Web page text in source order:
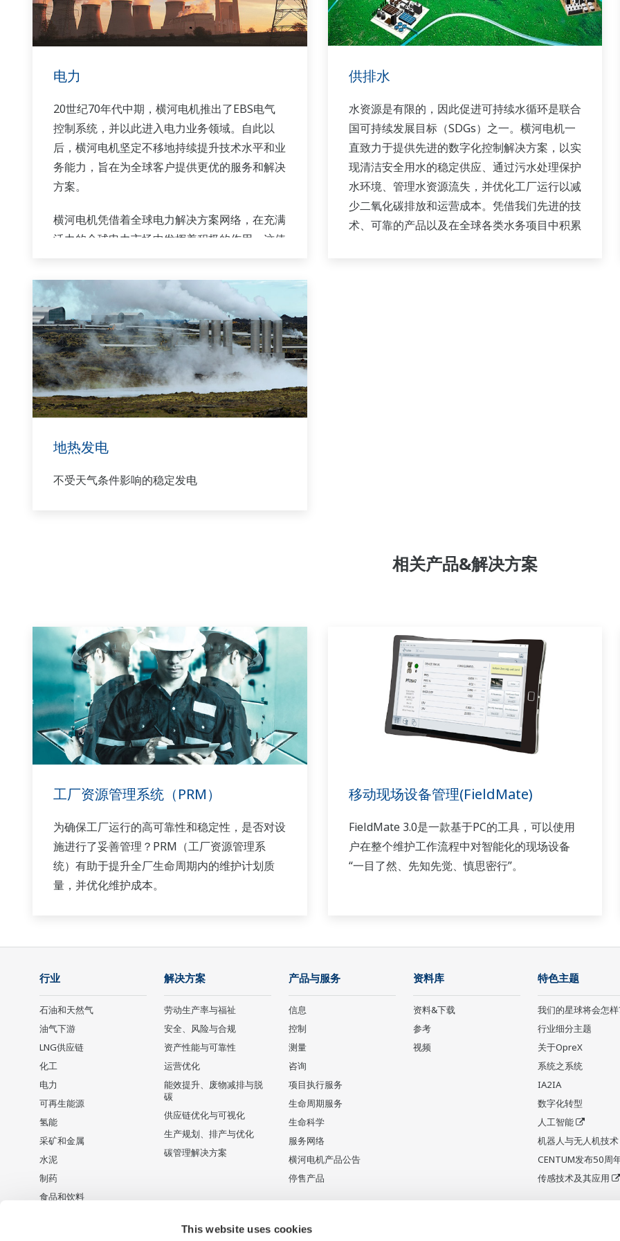
This website uses cookies
电力
20世纪70年代中期，横河电机推出了EBS电气
控制系统，并以此进入电力业务领域。自此以
后，横河电机坚定不移地持续提升技术水平和业
务能力，旨在为全球客户提供更优的服务和解决
方案。
横河电机凭借着全球电力解决方案网络，在充满
活力的全球电力市场中发挥着积极的作用。这使
全球资源与行业知识库有机结合。横河电力的行
业专家团队通力合作，为每位客户量身打造适合
其复杂需求的解决方案。
供排水
水资源是有限的，因此促进可持续水循环是联合
国可持续发展目标（SDGs）之一。横河电机一
直致力于提供先进的数字化控制解决方案，以实
现清洁安全用水的稳定供应、通过污水处理保护
水环境、管理水资源流失，并优化工厂运行以减
少二氧化碳排放和运营成本。凭借我们先进的技
术、可靠的产品以及在全球各类水务项目中积累
地热发电
不受天气条件影响的稳定发电
相关产品&解决方案
工厂资源管理系统（PRM）
为确保工厂运行的高可靠性和稳定性，是否对设
施进行了妥善管理？PRM（工厂资源管理系
统）有助于提升全厂生命周期内的维护计划质
量，并优化维护成本。
移动现场设备管理(FieldMate)
FieldMate 3.0是一款基于PC的工具，可以使用
户在整个维护工作流程中对智能化的现场设备
“一目了然、先知先觉、慎思密行”。
行业
石油和天然气
油气下游
LNG供应链
化工
电力
可再生能源
氢能
采矿和金属
水泥
制药
食品和饮料
解决方案
劳动生产率与福祉
安全、风险与合规
资产性能与可靠性
运营优化
能效提升、废物减排与脱
碳
供应链优化与可视化
生产规划、排产与优化
碳管理解决方案
产品与服务
信息
控制
测量
咨询
项目执行服务
生命周期服务
生命科学
服务网络
横河电机产品公告
停售产品
资料库
资料&下载
参考
视频
特色主题
我们的星球将会怎
行业细分主题
关于OpreX
系统之系统
IA2IA
数字化转型
人工智能
机器人与无人机技术
CENTUM发布50周
传感技术及其应用